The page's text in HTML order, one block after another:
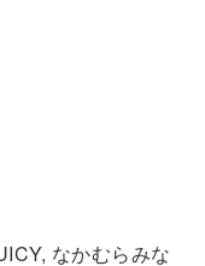
なかむらみな